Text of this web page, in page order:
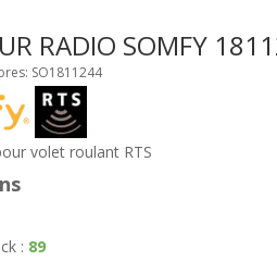
RADIO SOMFY
SO1811244
volet roulant RTS
: 89